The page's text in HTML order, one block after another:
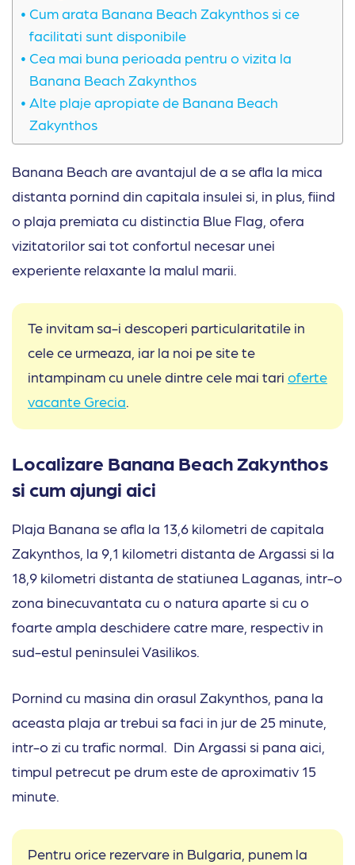
Cum arata Banana Beach Zakynthos si ce
facilitati sunt disponibile
Cea mai buna perioada pentru o vizita la
Banana Beach Zakynthos
Alte plaje apropiate de Banana Beach
Zakynthos
Banana Beach are avantajul de a se afla la mica
distanta pornind din capitala insulei si, in plus, fiind
o plaja premiata cu distinctia Blue Flag, ofera
vizitatorilor sai tot confortul necesar unei
experiente relaxante la malul marii.
Te invitam sa-i descoperi particularitatile in
cele ce urmeaza, iar la noi pe site te
intampinam cu unele dintre cele mai tari oferte
vacante Grecia
Localizare Banana Beach Zakynthos
si cum ajungi aici
Plaja Banana se afla la 13,6 kilometri de capitala
Zakynthos, la 9,1 kilometri distanta de Argassi si la
18,9 kilometri distanta de statiunea Laganas, intr-o
zona binecuvantata cu o natura aparte si cu o
foarte ampla deschidere catre mare, respectiv in
sud-estul peninsulei Vаsilikos.
Pornind cu masina din orasul Zakynthos, pana la
aceasta plaja ar trebui sa faci in jur de 25 minute,
intr-o zi cu trafic normal. Din Argassi si pana aici,
timpul petrecut pe drum este de aproximativ 15
minute.
Pentru orice rezervare in Bulgaria, punem la